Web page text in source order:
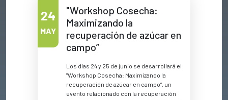
24
MAY
"Workshop Cosecha:
Maximizando la
recuperación de azúcar en
campo”
Los días 24 y 25 de junio se desarrollará el
"Workshop Cosecha: Maximizando la
recuperación de azúcar en campo”, un
evento relacionado con la recuperación